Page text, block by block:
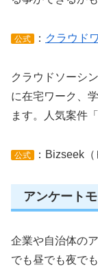
公式 ： クラウド
クラウドソーシ
に在宅ワーク、
ます。人気案件
公式 ：Bizseek（
アンケート
企業や自治体の
でも昼でも夜で